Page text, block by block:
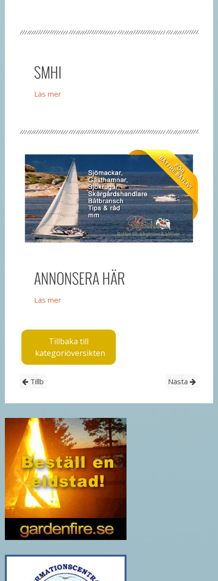
SMHI
Läs mer
ANNONSERA HÄR
Läs mer
Tillbaka till
kategoriöversikten
Tillb Nästa